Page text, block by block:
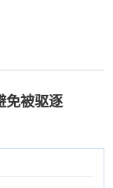
免被驱逐